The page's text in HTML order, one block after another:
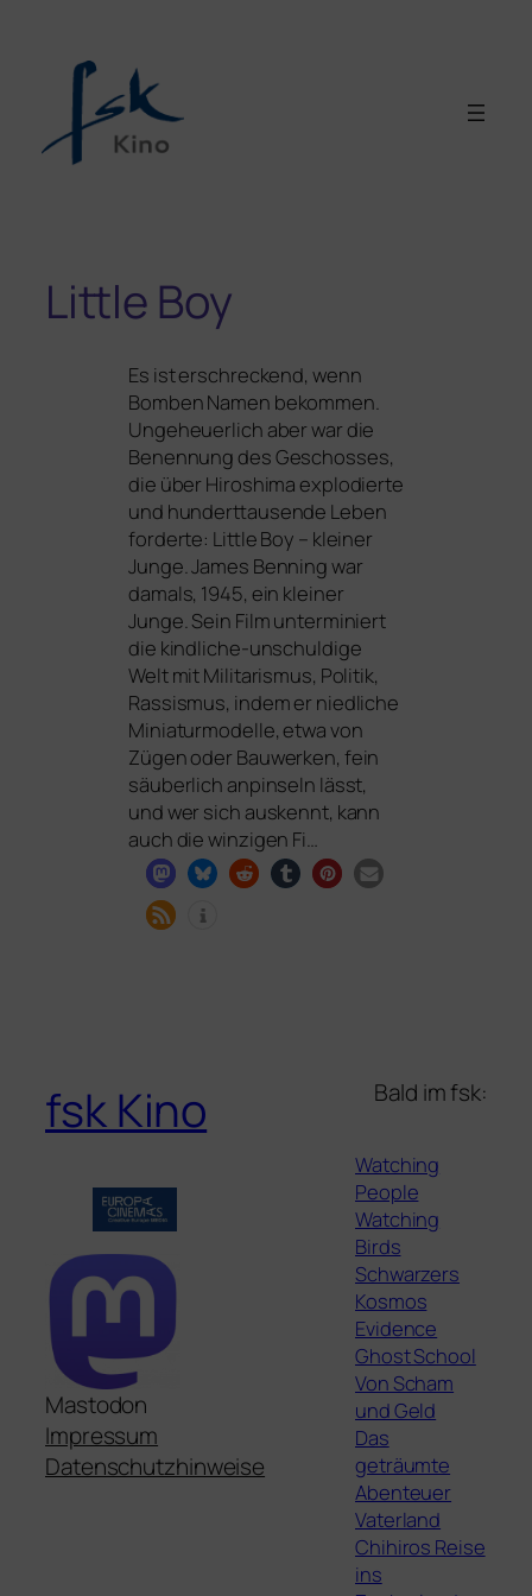
Little Boy
Es ist erschre­ckend, wenn
Bomben Namen bekom­men.
Ungeheuerlich aber war die
Benennung des Geschosses,
die über Hiroshima explo­dier­te
und hun­dert­tau­sen­de Leben
for­der­te: Little Boy – klei­ner
Junge. James Benning war
damals, 1945, ein klei­ner
Junge. Sein Film unter­mi­niert
die kind­li­che-unschul­di­ge
Welt mit Militarismus, Politik,
Rassismus, indem er nied­li­che
Miniaturmodelle, etwa von
Zügen oder Bauwerken, fein
säu­ber­lich anpin­seln lässt,
und wer sich aus­kennt, kann
auch die win­zi­gen Fi…
fsk Kino
Mastodon
Impressum
Datenschutzhinweise
Bald im fsk:
Watching
People
Watching
Birds
Schwarzers
Kosmos
Evidence
Ghost School
Von Scham
und Geld
Das
geträumte
Abenteuer
Vaterland
Chihiros Reise
ins